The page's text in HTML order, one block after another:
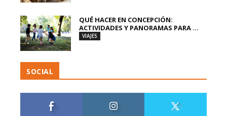
QUÉ HACER EN CONCEPCIÓN:
ACTIVIDADES Y PANORAMAS PARA ...
VIAJES
SOCIAL